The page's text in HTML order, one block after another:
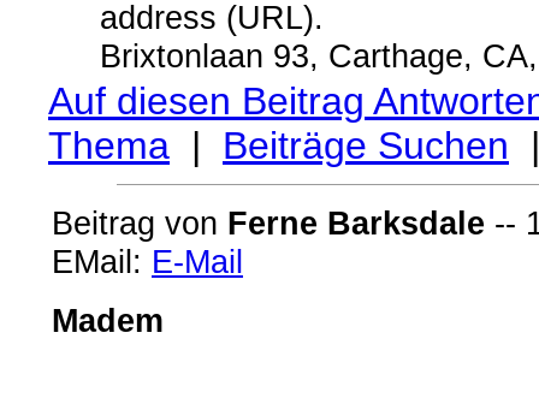
address (URL).
Brixtonlaan 93, Carthage,
Auf diesen Beitrag
Thema | Beiträge Suchen
Beitrag von Ferne Barksdale --
EMail: E-Mail
Madem